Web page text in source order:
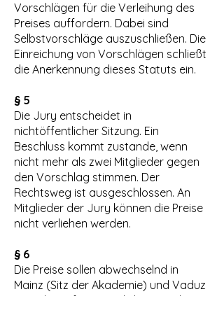
Vorschlägen für die Verleihung des
Preises auffordern. Dabei sind
Selbstvorschläge auszuschließen. Die
Einreichung von Vorschlägen schließt
die Anerkennung dieses Statuts ein.
§ 5
Die Jury entscheidet in
nichtöffentlicher Sitzung. Ein
Beschluss kommt zustande, wenn
nicht mehr als zwei Mitglieder gegen
den Vorschlag stimmen. Der
Rechtsweg ist ausgeschlossen. An
Mitglieder der Jury können die Preise
nicht verliehen werden.
§ 6
Die Preise sollen abwechselnd in
Mainz (Sitz der Akademie) und Vaduz
(Sitz der Stiftung) verliehen werden.